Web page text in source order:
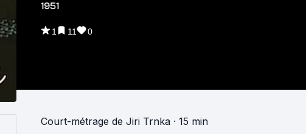
1951
1 11 0
Court-métrage de Jiri Trnka · 15 min